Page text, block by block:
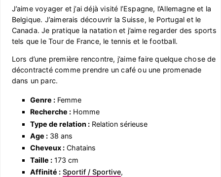
J’aime voyager et j’ai déjà visité l’Espagne, l’Allemagne et la
Belgique. J’aimerais découvrir la Suisse, le Portugal et le
Canada. Je pratique la natation et j’aime regarder des sports
tels que le Tour de France, le tennis et le football.
Lors d’une première rencontre, j’aime faire quelque chose de
décontracté comme prendre un café ou une promenade
dans un parc.
Genre :Femme
Recherche :Homme
Type de relation :Relation sérieuse
Age :38 ans
Cheveux :Chatains
Taille :173 cm
Affinité : Sportif / Sportive,